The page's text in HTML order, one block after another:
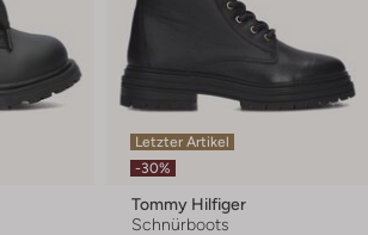
Letzter Artikel
-30%
Tommy Hilfiger
Schnürboots